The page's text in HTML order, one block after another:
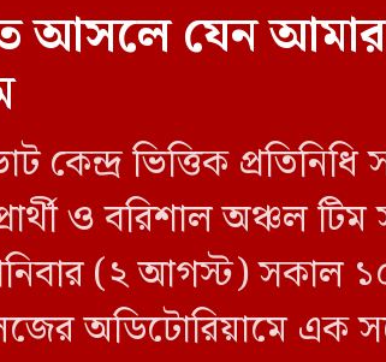
আসলে যেন
ভিত্তিক
ও বরিশাল অঞ্চল
(২ আগস্ট) সকাল
অডিটোরিয়ামে এক